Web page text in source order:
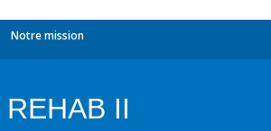
Notre mission
REHAB II